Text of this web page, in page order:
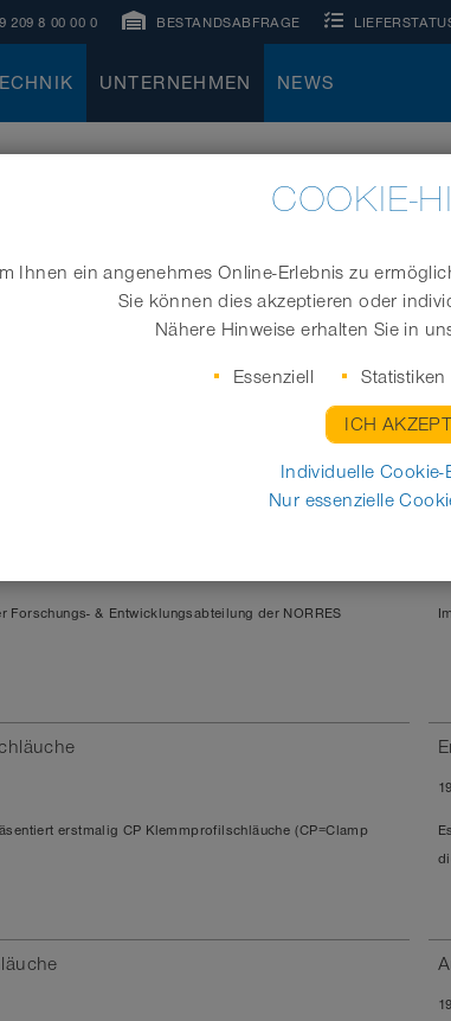
209 8 00 00 0 BESTANDSABFRAGE
UNTERNEHMEN NEWS
2017 2016 2015 2014 2013
bei
Forschungs- & Entwicklungsabteilung der NORRES
erstmalig CP Klemmprofilschläuche (CP=Clamp
COOKIE-
Ihnen ein angenehmes Online-Erlebnis zu
Sie können dies akzeptieren oder
Nähere Hinweise erhalten Sie in
Essenziell Statistiken
ICH
Individuelle Cookie-
Nur essenzielle